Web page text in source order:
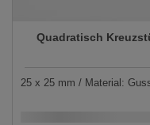
Quadratisch
25 x 25 mm / Material: